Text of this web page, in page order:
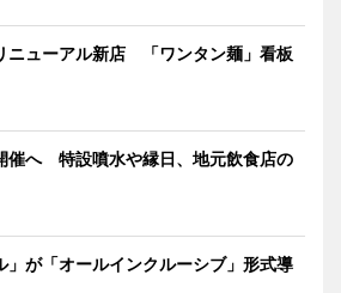
ニューアル新店 「ワンタン麺」看板
催へ 特設噴水や縁日、地元飲食店の
」が「オールインクルーシブ」形式導